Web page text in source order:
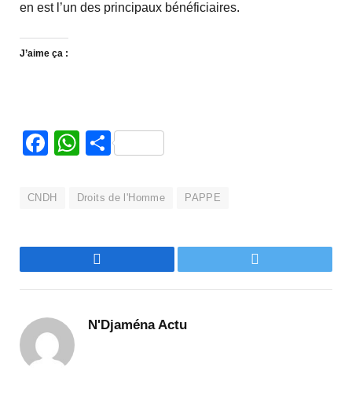
en est l’un des principaux bénéficiaires.
J’aime ça :
Facebook
WhatsApp
Partager
CNDH Droits de l'Homme PAPPE
Facebook Twitter
N'Djaména Actu